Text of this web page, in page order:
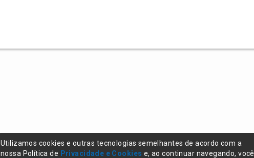
Utilizamos cookies e outras tecnologias semelhantes de acordo com a
nossa Política de Privacidade e Cookies e, ao continuar navegando, você